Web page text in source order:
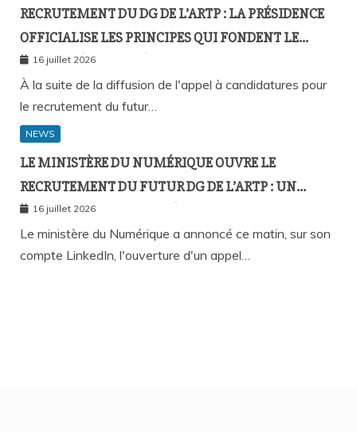
RECRUTEMENT DU DG DE L’ARTP : LA PRÉSIDENCE
OFFICIALISE LES PRINCIPES QUI FONDENT LE
RECOURS À L’APPEL À CANDIDATURES
16 juillet 2026
À la suite de la diffusion de l'appel à candidatures pour
le recrutement du futur…
NEWS
LE MINISTÈRE DU NUMÉRIQUE OUVRE LE
RECRUTEMENT DU FUTUR DG DE L’ARTP : UN
PREMIER PAS VERS LA MÉRITOCRATIE
RÉPUBLICAINE ?
16 juillet 2026
Le ministère du Numérique a annoncé ce matin, sur son
compte LinkedIn, l'ouverture d'un appel…